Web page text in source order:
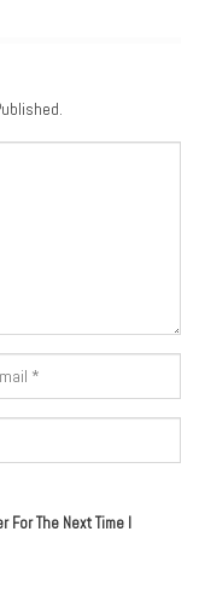
For The Next Time I